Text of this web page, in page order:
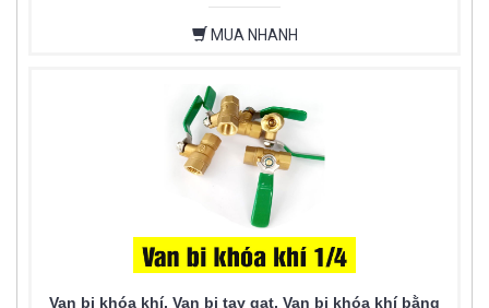
MUA NHANH
Van bi khóa khí, Van bi tay gạt, Van bi khóa khí bằng